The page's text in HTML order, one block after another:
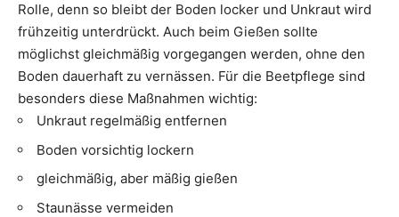
Rolle, denn so bleibt der Boden locker und Unkraut wird
frühzeitig unterdrückt. Auch beim Gießen sollte
möglichst gleichmäßig vorgegangen werden, ohne den
Boden dauerhaft zu vernässen. Für die Beetpflege sind
besonders diese Maßnahmen wichtig:
Unkraut regelmäßig entfernen
Boden vorsichtig lockern
gleichmäßig, aber mäßig gießen
Staunässe vermeiden